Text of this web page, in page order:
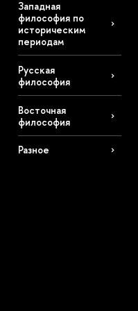
Западная
философия по
историческим
периодам
Русская
философия
Восточная
философия
Разное